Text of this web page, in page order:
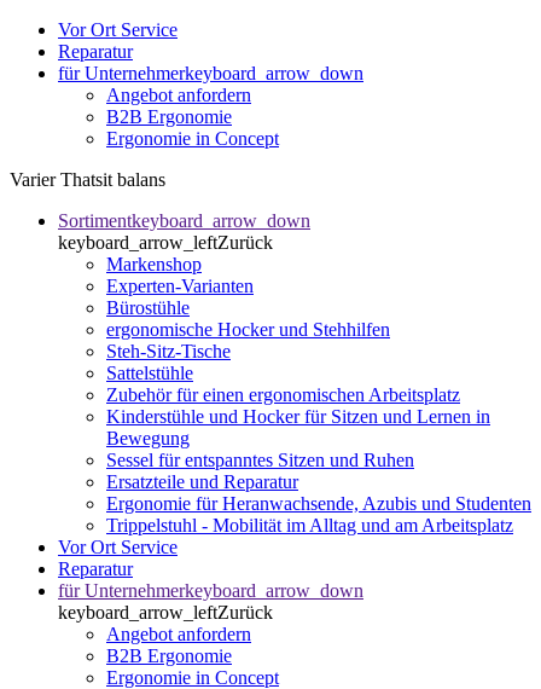
Vor Ort Service
Reparatur
für Unternehmerkeyboard_arrow_down
Angebot anfordern
B2B Ergonomie
Ergonomie in Concept
Varier Thatsit balans
Sortimentkeyboard_arrow_down
keyboard_arrow_leftZurück
Markenshop
Experten-Varianten
Bürostühle
ergonomische Hocker und Stehhilfen
Steh-Sitz-Tische
Sattelstühle
Zubehör für einen ergonomischen Arbeitsplatz
Kinderstühle und Hocker für Sitzen und Lernen in
Bewegung
Sessel für entspanntes Sitzen und Ruhen
Ersatzteile und Reparatur
Ergonomie für Heranwachsende, Azubis und Studenten
Trippelstuhl - Mobilität im Alltag und am Arbeitsplatz
Vor Ort Service
Reparatur
für Unternehmerkeyboard_arrow_down
keyboard_arrow_leftZurück
Angebot anfordern
B2B Ergonomie
Ergonomie in Concept